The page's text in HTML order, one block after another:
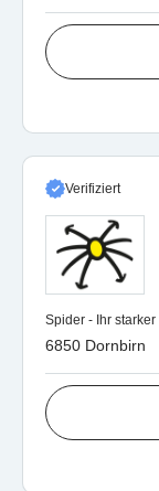
Verifiziert
Spider - Ihr
6850 Dornbirn